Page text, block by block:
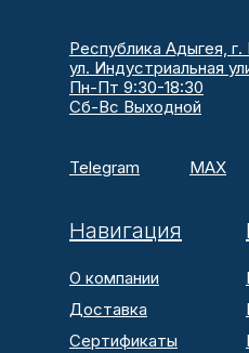
Навигация
Республика Адыгея,
ул. Индустриальная
Пн-Пт 9:30-18:30
Сб-Вс Выходной
Telegram MAX
О компании
Доставка
Сертификаты